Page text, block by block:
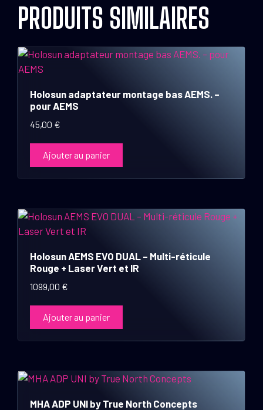
PRODUITS SIMILAIRES
Holosun adaptateur montage bas AEMS. –
pour AEMS
45,00 €
Ajouter au panier
Holosun AEMS EVO DUAL – Multi-réticule
Rouge + Laser Vert et IR
1099,00 €
Ajouter au panier
MHA ADP UNI by True North Concepts